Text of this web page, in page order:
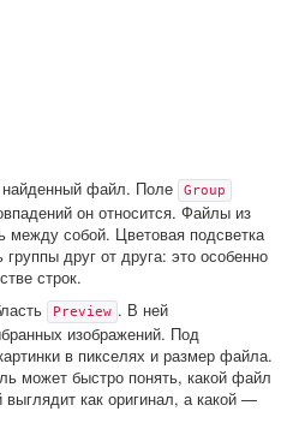
файл. Поле
Group
он относится. Файлы из
между собой. Цветовая подсветка
друг от друга: это особенно
строк.
Preview . В ней
изображений. Под
в пикселях и размер файла.
может быстро понять, какой файл
как оригинал, а какой —